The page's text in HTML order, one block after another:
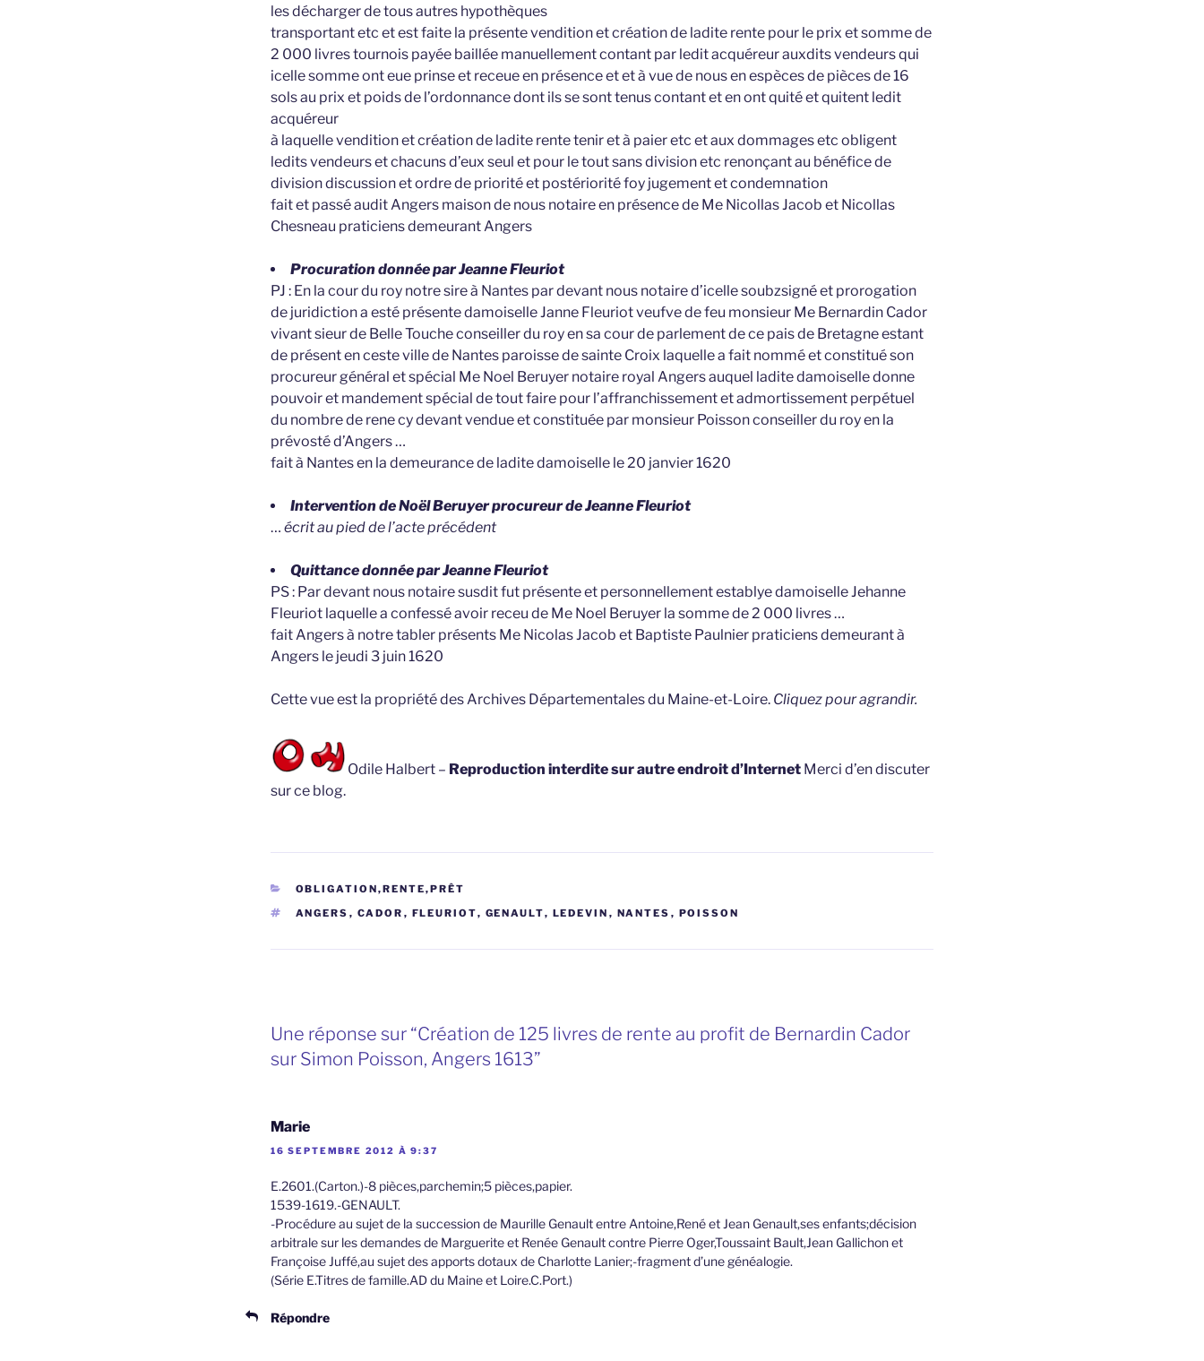
les décharger de tous autres hypothèques
transportant etc et est faite la présente vendition et création de ladite rente pour le prix et somme de
2 000 livres tournois payée baillée manuellement contant par ledit acquéreur auxdits vendeurs qui
icelle somme ont eue prinse et receue en présence et et à vue de nous en espèces de pièces de 16
sols au prix et poids de l’ordonnance dont ils se sont tenus contant et en ont quité et quitent ledit
acquéreur
à laquelle vendition et création de ladite rente tenir et à paier etc et aux dommages etc obligent
ledits vendeurs et chacuns d’eux seul et pour le tout sans division etc renonçant au bénéfice de
division discussion et ordre de priorité et postériorité foy jugement et condemnation
fait et passé audit Angers maison de nous notaire en présence de Me Nicollas Jacob et Nicollas
Chesneau praticiens demeurant Angers
Procuration donnée par Jeanne Fleuriot
PJ : En la cour du roy notre sire à Nantes par devant nous notaire d’icelle soubzsigné et prorogation
de juridiction a esté présente damoiselle Janne Fleuriot veufve de feu monsieur Me Bernardin Cador
vivant sieur de Belle Touche conseiller du roy en sa cour de parlement de ce pais de Bretagne estant
de présent en ceste ville de Nantes paroisse de sainte Croix laquelle a fait nommé et constitué son
procureur général et spécial Me Noel Beruyer notaire royal Angers auquel ladite damoiselle donne
pouvoir et mandement spécial de tout faire pour l’affranchissement et admortissement perpétuel
du nombre de rene cy devant vendue et constituée par monsieur Poisson conseiller du roy en la
prévosté d’Angers …
fait à Nantes en la demeurance de ladite damoiselle le 20 janvier 1620
Intervention de Noël Beruyer procureur de Jeanne Fleuriot
… écrit au pied de l’acte précédent
Quittance donnée par Jeanne Fleuriot
PS : Par devant nous notaire susdit fut présente et personnellement establye damoiselle Jehanne
Fleuriot laquelle a confessé avoir receu de Me Noel Beruyer la somme de 2 000 livres …
fait Angers à notre tabler présents Me Nicolas Jacob et Baptiste Paulnier praticiens demeurant à
Angers le jeudi 3 juin 1620
Cette vue est la propriété des Archives Départementales du Maine-et-Loire. Cliquez pour agrandir.
Odile Halbert – Reproduction interdite sur autre endroit d’Internet Merci d’en discuter
sur ce blog.
CATÉGORIES
OBLIGATION,RENTE,PRÊT
ÉTIQUETTES
ANGERS , CADOR , FLEURIOT, GENAULT, LEDEVIN , NANTES , POISSON
Une réponse sur “Création de 125 livres de rente au profit de Bernardin Cador
sur Simon Poisson, Angers 1613”
Marie
16 SEPTEMBRE 2012 À 9:37
E.2601.(Carton.)-8 pièces,parchemin;5 pièces,papier.
1539-1619.-GENAULT.
-Procédure au sujet de la succession de Maurille Genault entre Antoine,René et Jean Genault,ses enfants;décision
arbitrale sur les demandes de Marguerite et Renée Genault contre Pierre Oger,Toussaint Bault,Jean Gallichon et
Françoise Juffé,au sujet des apports dotaux de Charlotte Lanier;-fragment d’une généalogie.
(Série E.Titres de famille.AD du Maine et Loire.C.Port.)
Répondre